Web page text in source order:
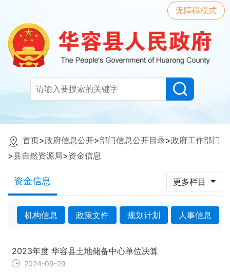
无障碍模式
首页>政府信息公开>部门信息公开目录>政府工作部门
>县自然资源局>资金信息
资金信息 更多栏目
机构信息 政策文件 规划计划 人事信息
2023年度 华容县土地储备中心单位决算
2024-09-29